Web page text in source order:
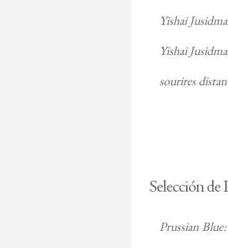
Yishai
Yishai
sourires
Selección de
Prussian